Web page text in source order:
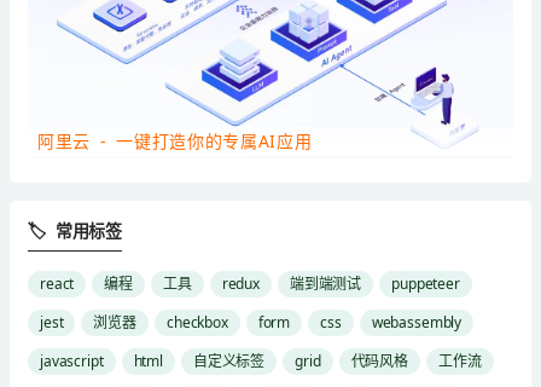
阿里云 - 一键打造你的专属AI应用
🏷 常用标签
react 编程 工具 redux 端到端测试
puppeteer
jest
浏览器 checkbox form css
webassembly
javascript
html 自定义标签 grid 代码风格
工作流